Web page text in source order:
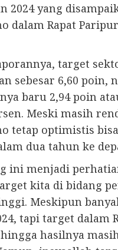
2024 yang
dalam Rapat
target
sebesar 6,60 poin,
baru 2,94 poin
Meski masih
tetap optimistis
dua tahun ke
ini menjadi
kita di bidang
Meskipun
tapi target dalam
hasilnya